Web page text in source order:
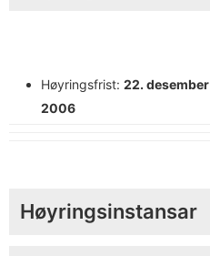
Høyringsfrist: 22. desember
2006
Høyringsinstansar